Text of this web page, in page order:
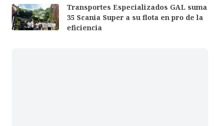
Transportes Especializados GAL suma
35 Scania Super a su flota en pro de la
eficiencia